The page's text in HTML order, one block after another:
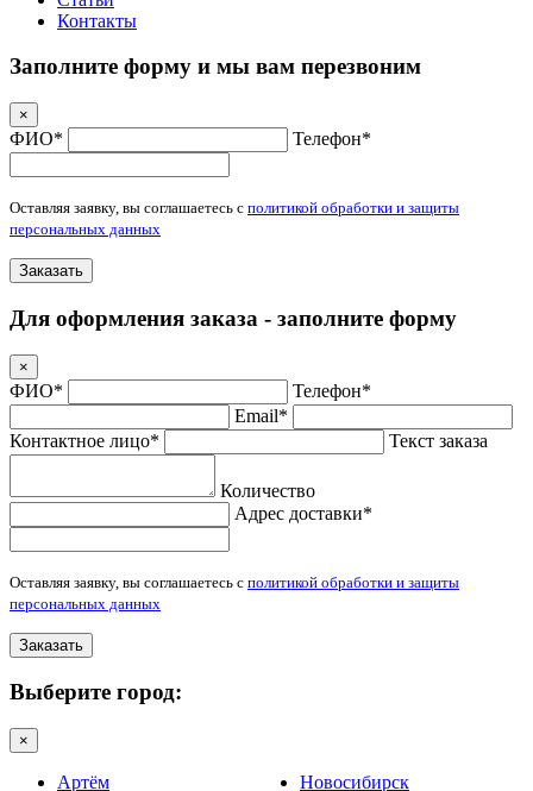
Контакты
Заполните форму и мы вам перезвоним
×
ФИО* Телефон*
Оставляя заявку, вы соглашаетесь с политикой обработки и защиты
персональных данных
Заказать
Для оформления заказа - заполните форму
×
ФИО*
Телефон*
Email*
Контактное лицо*
Текст заказа
Количество
Адрес доставки*
Оставляя заявку, вы соглашаетесь с политикой обработки и защиты
персональных данных
Заказать
Выберите город:
×
Артём Новосибирск